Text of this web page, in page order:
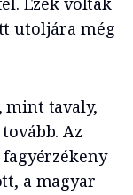
utoljára még
mint tavaly,
Az
a magyar